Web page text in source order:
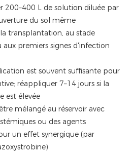
200–400 L de solution diluée par
du sol même
transplantation, au stade
aux premiers signes d'infection
est souvent suffisante pour
réappliquer 7–14 jours si la
est élevée
mélangé au réservoir avec
ou des agents
un effet synergique (par